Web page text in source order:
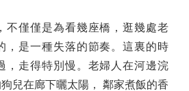
僅僅是為看幾座橋，逛幾處老
，是一種失落的節奏。這裏的時
，走得特別慢。老婦人在河邊浣
兒在廊下曬太陽， 鄰家煮飯的香